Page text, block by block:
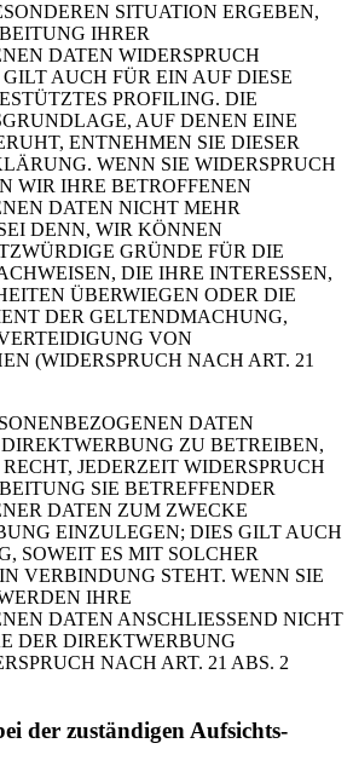
SITUATION ERGEBEN,
IHRER
DATEN WIDERSPRUCH
AUCH FÜR EIN AUF DIESE
PROFILING. DIE
AUF DENEN EINE
ENTNEHMEN SIE DIESER
WENN SIE WIDERSPRUCH
WIR IHRE BETROFFENEN
DATEN NICHT MEHR
DENN, WIR KÖNNEN
GRÜNDE FÜR DIE
DIE IHRE INTERESSEN,
ÜBERWIEGEN ODER DIE
DER GELTENDMACHUNG,
VON
(WIDERSPRUCH NACH ART. 21
DATEN
ZU BETREIBEN,
JEDERZEIT WIDERSPRUCH
SIE BETREFFENDER
DATEN ZUM ZWECKE
EINZULEGEN; DIES GILT AUCH
SOWEIT ES MIT SOLCHER
VERBINDUNG STEHT. WENN SIE
IHRE
DATEN ANSCHLIESSEND NICHT
DER DIREKTWERBUNG
NACH ART. 21 ABS. 2
der zuständigen Aufsichts­